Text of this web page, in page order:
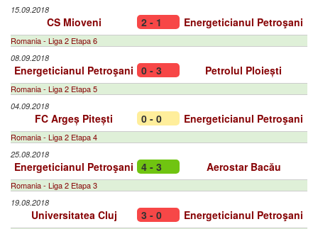
15.09.2018
CS Mioveni 2 - 1 Energeticianul Petroşani
Romania - Liga 2 Etapa 6
08.09.2018
Energeticianul Petroşani 0 - 3 Petrolul Ploiești
Romania - Liga 2 Etapa 5
04.09.2018
FC Argeș Pitești 0 - 0 Energeticianul Petroşani
Romania - Liga 2 Etapa 4
25.08.2018
Energeticianul Petroşani 4 - 3 Aerostar Bacău
Romania - Liga 2 Etapa 3
19.08.2018
Universitatea Cluj 3 - 0 Energeticianul Petroşani